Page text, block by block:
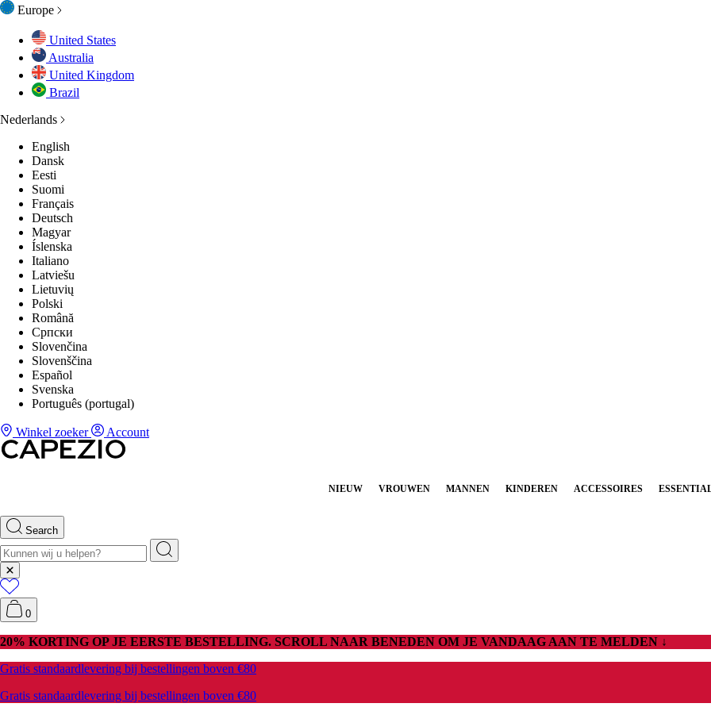
Europe
United States
Australia
United Kingdom
Brazil
Nederlands
English
Dansk
Eesti
Suomi
Français
Deutsch
Magyar
Íslenska
Italiano
Latviešu
Lietuvių
Polski
Română
Српски
Slovenčina
Slovenščina
Español
Svenska
Português (portugal)
Winkel zoeker Account
NIEUW VROUWEN MANNEN KINDEREN ACCESSOIRES
Search
0
20% KORTING OP JE EERSTE BESTELLING. SCROLL NAAR BENEDEN OM JE VANDAAG AAN TE MELDEN ↓
Gratis standaardlevering bij bestellingen boven €80
Gratis standaardlevering bij bestellingen boven €80